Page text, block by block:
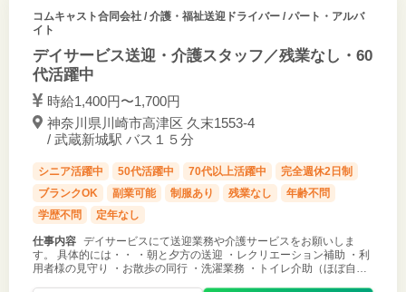
コムキャスト合同会社/ 介護・福祉送迎ドライバー / パート・アルバ
イト
デイサービス送迎・介護スタッフ／残業なし・60
代活躍中
時給1,400円〜1,700円
神奈川県川崎市高津区 久末1553-4
/ 武蔵新城駅 バス１５分
シニア活躍中 50代活躍中 70代以上活躍中
完全週休2日制
ブランクOK
副業可能 制服あり 残業なし
年齢不問
学歴不問
定年なし
仕事内容 デイサービスにて送迎業務や介護サービスをお願いしま
す。 具体的には・・ ・朝と夕方の送迎 ・レクリエーション補助 ・利
用者様の見守り ・お散歩の同行 ・洗濯業務 ・トイレ介助（ほぼ自立